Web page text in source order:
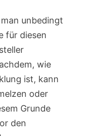
unbedingt
für diesen
wie
ist, kann
oder
Grunde
den